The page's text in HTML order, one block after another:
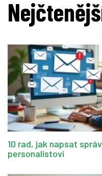
10 rad, jak napsat
personalistovi